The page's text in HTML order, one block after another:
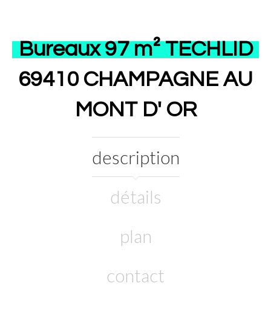
Bureaux 97 m² TECHLID
69410 CHAMPAGNE AU
MONT D' OR
description
détails
plan
contact